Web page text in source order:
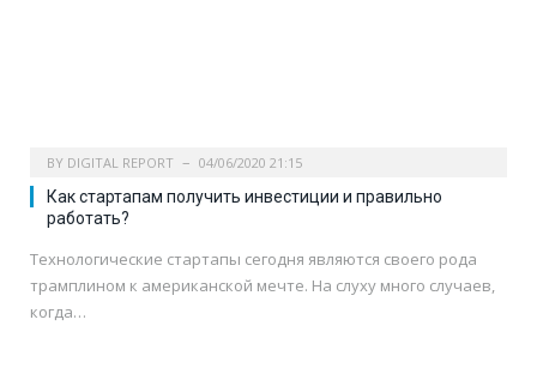
BY DIGITAL REPORT 04/06/2020 21:15
Как стартапам получить инвестиции и правильно
работать?
Технологические стартапы сегодня являются своего рода
трамплином к американской мечте. На слуху много случаев,
когда…